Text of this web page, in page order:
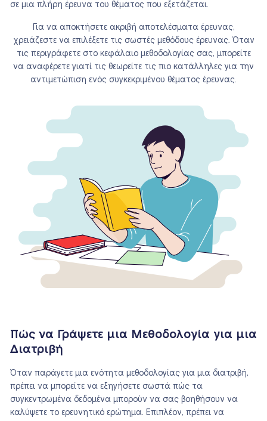
σε μια πλήρη έρευνα του θέματος που εξετάζεται.
Για να αποκτήσετε ακριβή αποτελέσματα έρευνας,
χρειάζεστε να επιλέξετε τις σωστές μεθόδους έρευνας. Όταν
τις περιγράφετε στο κεφάλαιο μεθοδολογίας σας, μπορείτε
να αναφέρετε γιατί τις θεωρείτε τις πιο κατάλληλες για την
αντιμετώπιση ενός συγκεκριμένου θέματος έρευνας.
Πώς να Γράψετε μια Μεθοδολογία για μια
Διατριβή
Όταν παράγετε μια ενότητα μεθοδολογίας για μια διατριβή,
πρέπει να μπορείτε να εξηγήσετε σωστά πώς τα
συγκεντρωμένα δεδομένα μπορούν να σας βοηθήσουν να
καλύψετε το ερευνητικό ερώτημα. Επιπλέον, πρέπει να